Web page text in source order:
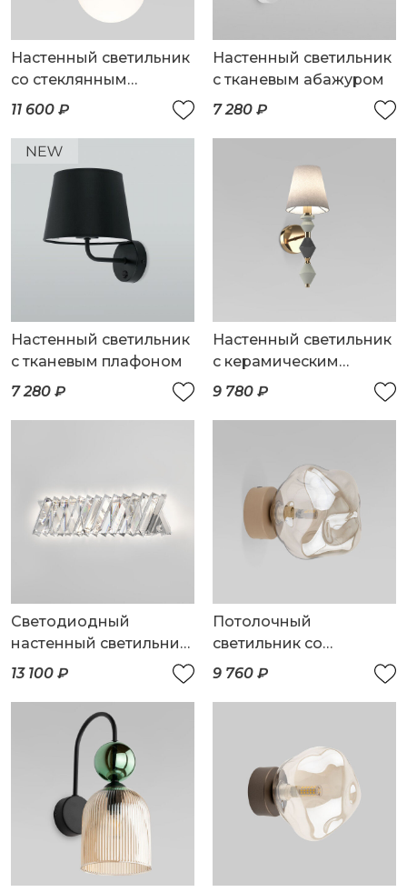
Настенный светильник
со стеклянным
плафоном
11 600 ₽
Настенный светильник
с тканевым абажуром
7 280 ₽
Настенный светильник
с тканевым плафоном
7 280 ₽
Настенный светильник
с керамическим
декором
9 780 ₽
Светодиодный
настенный светильник
с хрусталем
13 100 ₽
Потолочный
светильник со
стеклянным плафоном
9 760 ₽